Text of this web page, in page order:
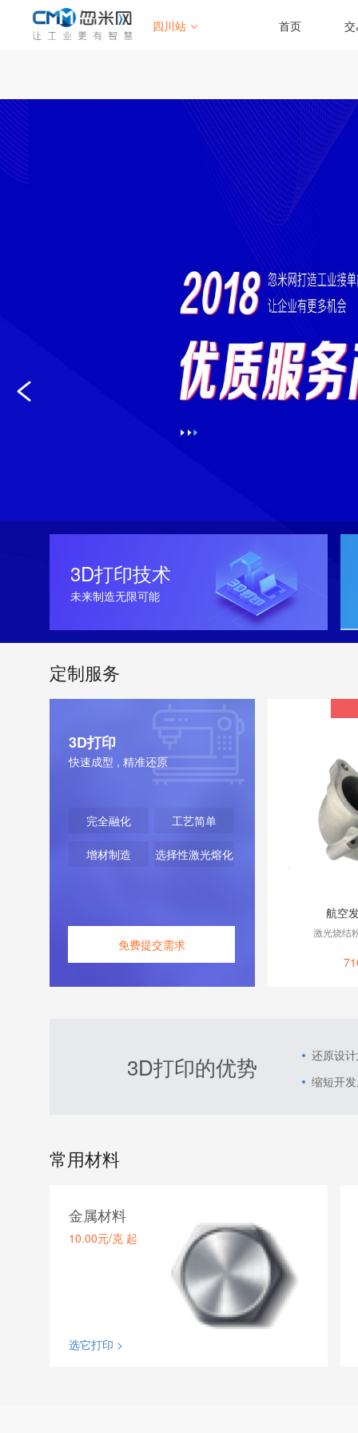
四川站 首页
3D打印技术
未来制造无限可能
定制服务
3D打印
快速成型 , 精准还原
完全融化 工艺简单
增材制造 选择性激光熔化
免费提交需求
航空
激光烧结
3D打印的优势
还原设
缩短开
常用材料
金属材料
10.00元/克 起
选它打印 >
耐高温
成型精度高
汽车零部件